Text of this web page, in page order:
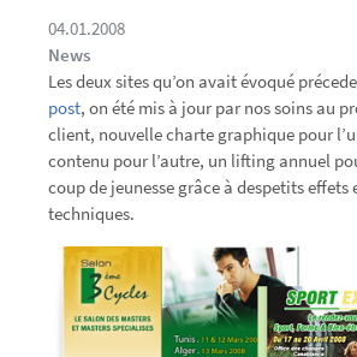
04.01.2008
News
Les deux sites qu’on avait évoqué
post, on été mis à jour par nos soins au
client, nouvelle charte graphique pour
contenu pour l’autre, un lifting annuel
coup de jeunesse grâce à despetits effets
techniques.